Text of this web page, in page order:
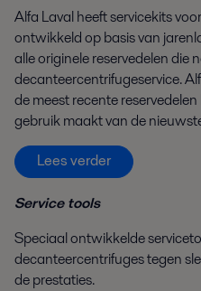
Alfa Laval heeft servicekits
ontwikkeld op basis van
alle originele reservedelen die
decanteercentrifugeservice.
de meest recente
gebruik maakt van de
Lees verder
Service tools
Speciaal ontwikkelde
decanteercentrifuges tegen
de prestaties.